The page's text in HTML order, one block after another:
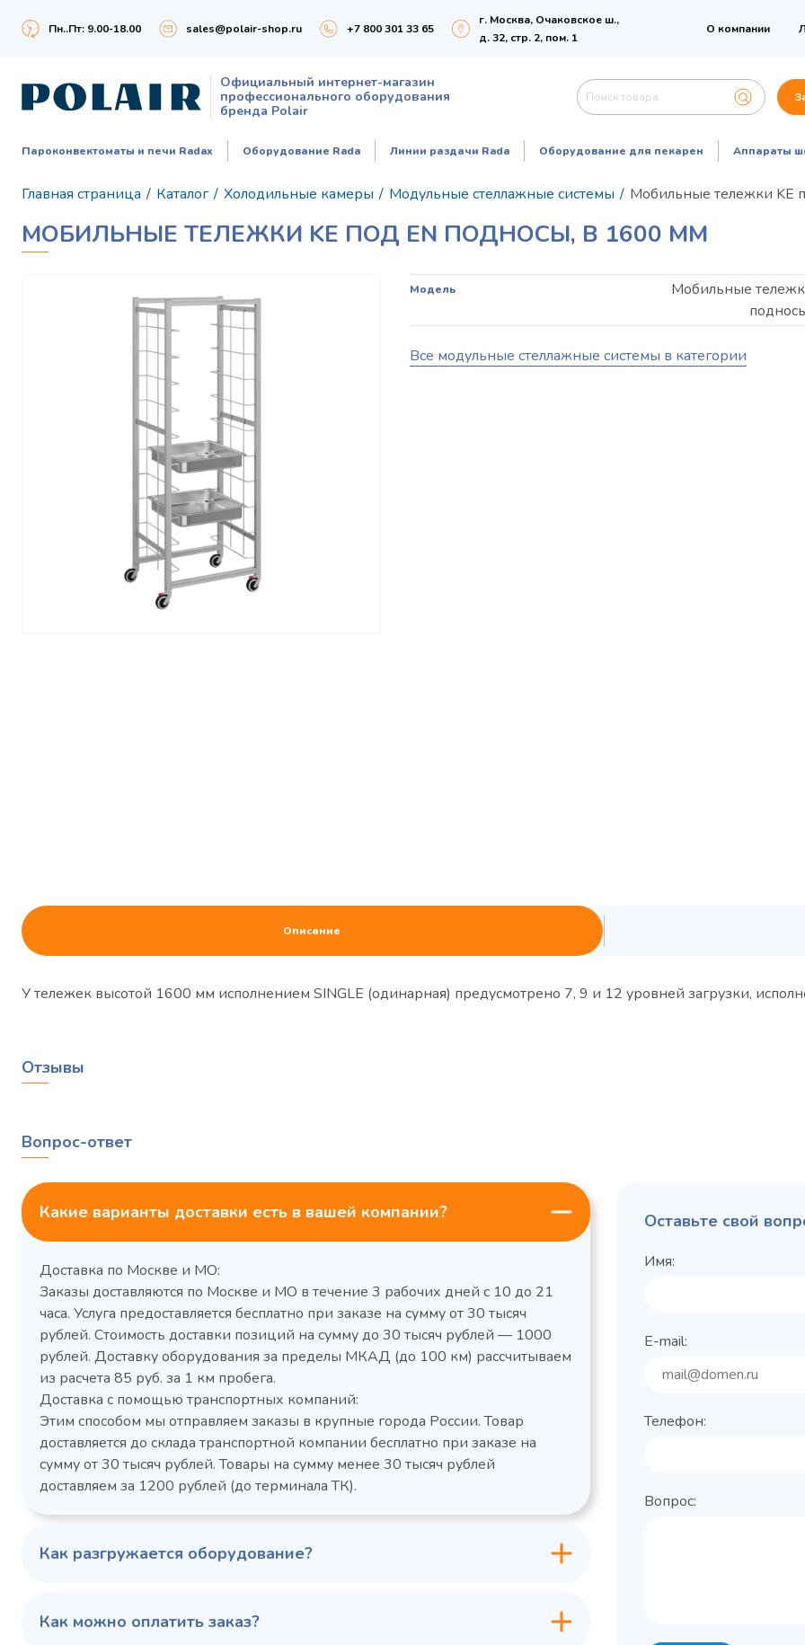
Пн..Пт: 9.00-18.00 sales@polair-shop.ru +7 800 301 33 65
г. Москва, Очаковское ш.,
д. 32, стр. 2, пом. 1
О компании
Официальный интернет-магазин
профессионального оборудования
бренда Polair
Пароконвектоматы и печи Radax Оборудование Rada Линии раздачи Rada Оборудование для пекарен Аппараты
Главная страница / Каталог / Холодильные камеры / Модульные стеллажные системы / Мобильные тележки KE
МОБИЛЬНЫЕ ТЕЛЕЖКИ KE ПОД EN ПОДНОСЫ, В 1600 ММ
Модель
Мобильные
Все модульные стеллажные системы в категории
Описание
У тележек высотой 1600 мм исполнением SINGLE (одинарная) предусмотрено 7, 9 и 12 уровней загрузки,
Холодильный шкаф Polair
CM105-G из нержавеющей
стали
Расход
электроэнергии за
сутки, кВт/ч, не
3,5
размеры (Д х Ш х В),
режим, °C
Холодильный стол Polair
TM2-G
среднетемпературный
Артикул 1050421d
Габаритные
размеры (Д х Ш х В),
мм
1200x605x850/91
0
Серия столов
Grande -
Холодильный
Polair ШХФ-0,2
Расход
Габаритные
Отзывы
Вопрос-ответ
Какие варианты доставки есть в вашей компании?
Доставка по Москве и МО:
Заказы доставляются по Москве и МО в течение 3 рабочих дней с 10 до 21
часа. Услуга предоставляется бесплатно при заказе на сумму от 30 тысяч
рублей. Стоимость доставки позиций на сумму до 30 тысяч рублей — 1000
рублей. Доставку оборудования за пределы МКАД (до 100 км) рассчитываем
из расчета 85 руб. за 1 км пробега.
Доставка с помощью транспортных компаний:
Этим способом мы отправляем заказы в крупные города России. Товар
доставляется до склада транспортной компании бесплатно при заказе на
сумму от 30 тысяч рублей. Товары на сумму менее 30 тысяч рублей
доставляем за 1200 рублей (до терминала ТК).
Как разгружается оборудование?
Как можно оплатить заказ?
Оставьте свой
Имя:
E-mail:
Телефон:
Вопрос: